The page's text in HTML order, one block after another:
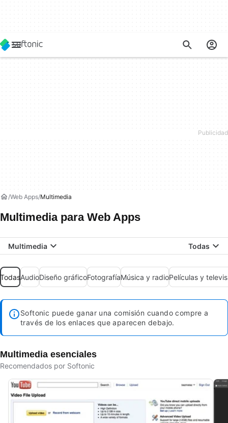
Web Apps Multimedia
Multimedia para Web Apps
Multimedia Todas
TodasAudioDiseño gráficoFotografíaMúsica y radioPelículas y
Softonic puede ganar una comisión cuando compre a
través de los enlaces que aparecen debajo.
Multimedia esenciales
Recomendados por Softonic